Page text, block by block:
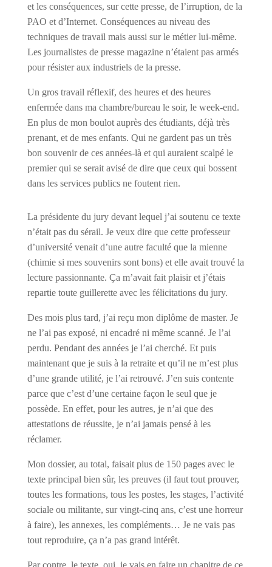
et les conséquences, sur cette presse, de l’irruption, de la
PAO et d’Internet. Conséquences au niveau des
techniques de travail mais aussi sur le métier lui-même.
Les journalistes de presse magazine n’étaient pas armés
pour résister aux industriels de la presse.
Un gros travail réflexif, des heures et des heures
enfermée dans ma chambre/bureau le soir, le week-end.
En plus de mon boulot auprès des étudiants, déjà très
prenant, et de mes enfants. Qui ne gardent pas un très
bon souvenir de ces années-là et qui auraient scalpé le
premier qui se serait avisé de dire que ceux qui bossent
dans les services publics ne foutent rien.
La présidente du jury devant lequel j’ai soutenu ce texte
n’était pas du sérail. Je veux dire que cette professeur
d’université venait d’une autre faculté que la mienne
(chimie si mes souvenirs sont bons) et elle avait trouvé la
lecture passionnante. Ça m’avait fait plaisir et j’étais
repartie toute guillerette avec les félicitations du jury.
Des mois plus tard, j’ai reçu mon diplôme de master. Je
ne l’ai pas exposé, ni encadré ni même scanné. Je l’ai
perdu. Pendant des années je l’ai cherché. Et puis
maintenant que je suis à la retraite et qu’il ne m’est plus
d’une grande utilité, je l’ai retrouvé. J’en suis contente
parce que c’est d’une certaine façon le seul que je
possède. En effet, pour les autres, je n’ai que des
attestations de réussite, je n’ai jamais pensé à les
réclamer.
Mon dossier, au total, faisait plus de 150 pages avec le
texte principal bien sûr, les preuves (il faut tout prouver,
toutes les formations, tous les postes, les stages, l’activité
sociale ou militante, sur vingt-cinq ans, c’est une horreur
à faire), les annexes, les compléments… Je ne vais pas
tout reproduire, ça n’a pas grand intérêt.